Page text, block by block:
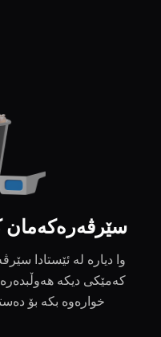
سێرڤەرەکەمان
وا دیارە لە ئێستادا
کەمێکی دیکە
خوارەوە بکە بۆ